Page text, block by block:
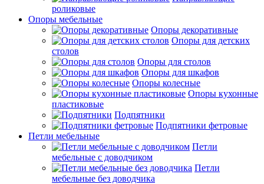
роликовые
Опоры мебельные
Опоры декоративные
Опоры для детских
столов
Опоры для столов
Опоры для шкафов
Опоры колесные
Опоры кухонные
пластиковые
Подпятники
Подпятники фетровые
Петли мебельные
Петли
мебельные с доводчиком
Петли
мебельные без доводчика